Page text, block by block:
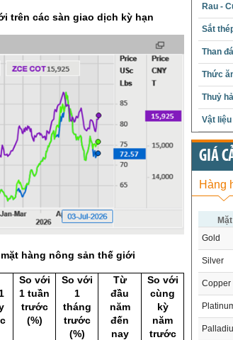
trên các sàn giao dịch kỳ hạn
hàng nông sản thế giới
So với
1 tuần
trước
(%)
So với
1
tháng
trước
(%)
Từ
đầu
năm
đến
nay
So với
cùng
kỳ
năm
trước
Rau -
Sắt
Than đá
Thức
Thuỷ
Vật
GIÁ
Hàng
Gold
Silver
Copper